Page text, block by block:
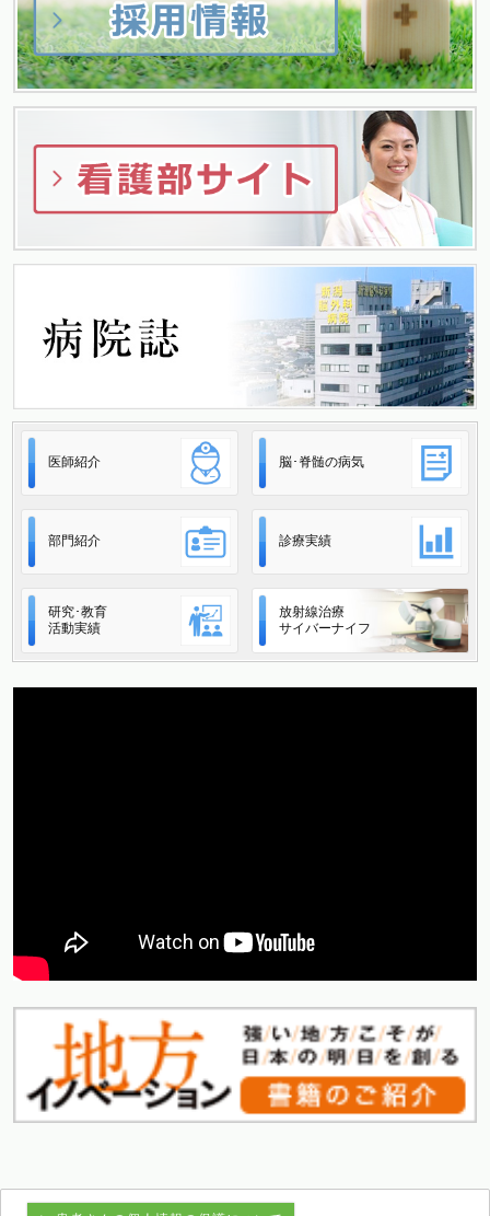
ョ
ン
医師紹介 脳･脊髄の病気
部門紹介 診療実績
研究･教育
活動実績
放射線治療
サイバーナイフ